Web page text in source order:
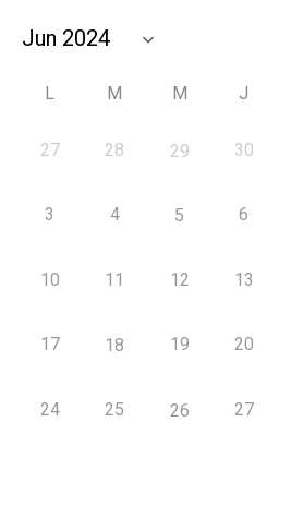
L M M J
27 28 29 30
3 4 5 6
10 11 12 13
17 18 19 20
24 25 26 27